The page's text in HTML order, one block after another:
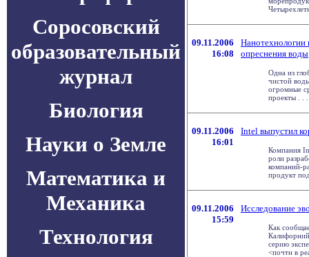
Соросовский
образовательный
журнал
Биология
Науки о Земле
Математика и
Механика
Технология
09.11.2006
16:08
опреснения воды
Одна из
чистой
огромные
проекты . . .
09.11.2006
16:01
Intel выпустил
Компания
роли
компаний-
продукт
09.11.2006
15:59
Исследование
Как
серию
<почти в